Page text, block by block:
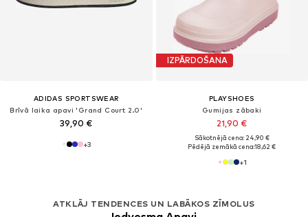
ADIDAS SPORTSWEAR
Brīvā laika apavi 'Grand Court 2.0'
39,90 €
+3
ATKLĀJ TENDENCES UN LABĀKOS ZĪMOLUS
IZPĀRDOŠANA
PLAYSHOES
Gumijas zābaki
21,90 €
Sākotnējā cena: 24,90 €
Pēdējā zemākā cena:18,62 €
+1